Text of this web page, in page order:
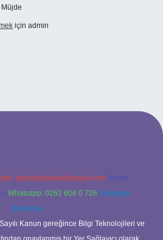
Müjde
için admin
backlinkpaneli@gmail.com Teams:
Whatsapp: 0262 606 0 726 Telegram:
@karabul
Kanun gereğince Bilgi Teknolojileri ve